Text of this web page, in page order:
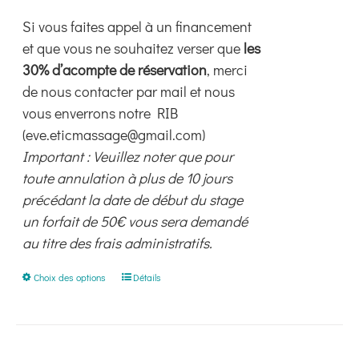
Si vous faites appel à un financement
et que vous ne souhaitez verser que les
30% d’acompte de réservation, merci
de nous contacter par mail et nous
vous enverrons notre RIB
(eve.eticmassage@gmail.com)
Important : Veuillez noter que pour
toute annulation à plus de 10 jours
précédant la date de début du stage
un forfait de 50€ vous sera demandé
au titre des frais administratifs.
Choix des options
CeDétails